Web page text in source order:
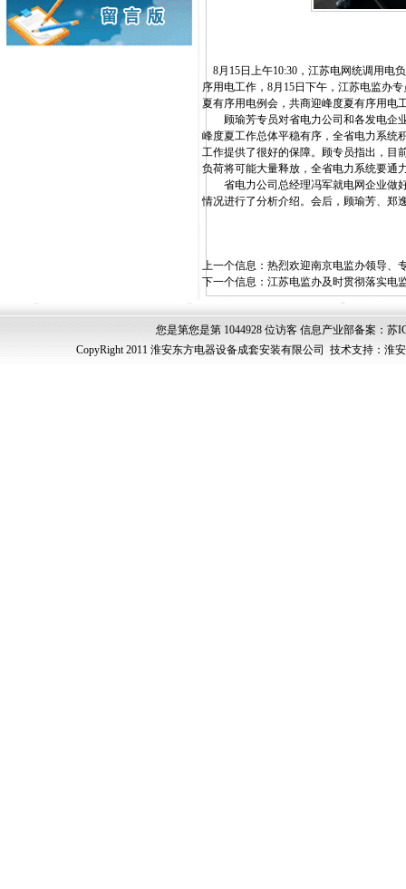
8月15日上午10:30，江苏电网统调用电
序用电工作，8月15日下午，江苏电监办
夏有序用电例会，共商迎峰度夏有序用电
顾瑜芳专员对省电力公司和各发电企业
峰度夏工作总体平稳有序，全省电力系统
工作提供了很好的保障。顾专员指出，目
负荷将可能大量释放，全省电力系统要通
省电力公司总经理冯军就电网企业做好
情况进行了分析介绍。会后，顾瑜芳、郑
上一个信息： 热烈欢迎南京电监办领导、
下一个信息： 江苏电监办及时贯彻落实电
您是第您是第 1044928 位访客 信息产业部备案：苏
CopyRight 2011 淮安东方电器设备成套安装有限公司 技术支持：淮